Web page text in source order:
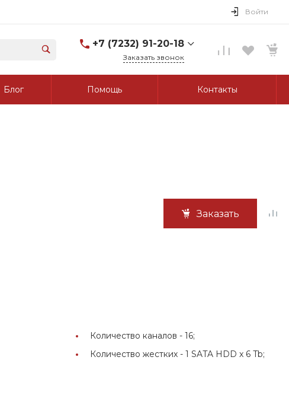
Войти
+7 (7232) 91-20-18
г. Усть-Каменогорск, ул.
Заказать звонок
Блог Помощь Контакты
Заказать
Количество каналов -16;
Количество жестких -1 SATA HDD x 6 Tb;